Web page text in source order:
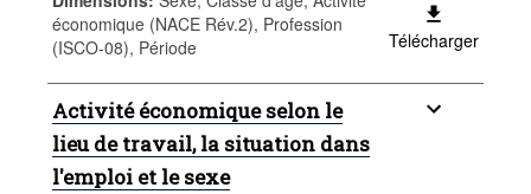
Population - Mots-clés: population, sexe,
âge, nationalité, recensement,
démographie
économique (NACE Rév.2), Profession
(ISCO-08), Période
Télécharger
Activité économique selon le
lieu de travail, la situation dans
l'emploi et le sexe